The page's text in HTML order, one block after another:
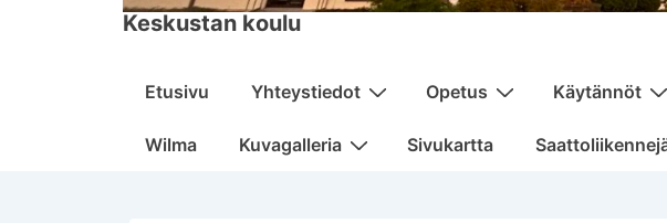
Keskustan koulu
Päänavigaatio
Etusivu Yhteystiedot Opetus Käytännöt
Wilma Kuvagalleria Sivukartta